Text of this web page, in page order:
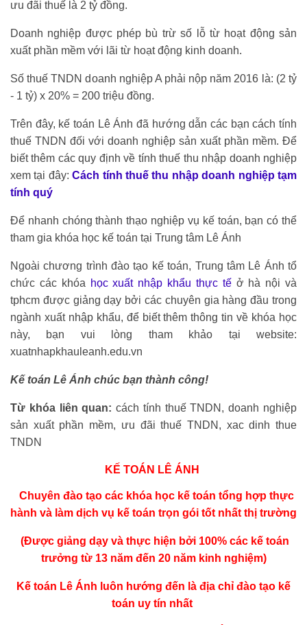
ưu đãi thuế là 2 tỷ đồng.
Doanh nghiệp được phép bù trừ số lỗ từ hoạt động sản
xuất phần mềm với lãi từ hoạt động kinh doanh.
Số thuế TNDN doanh nghiệp A phải nộp năm 2016 là: (2 tỷ
- 1 tỷ) x 20% = 200 triệu đồng.
Trên đây, kế toán Lê Ánh đã hướng dẫn các bạn cách tính
thuế TNDN đối với doanh nghiệp sản xuất phần mềm. Để
biết thêm các quy định về tính thuế thu nhập doanh nghiệp
xem tại đây:Cách tính thuế thu nhập doanh nghiệp tạm
tính quý
Để nhanh chóng thành thạo nghiệp vụ kế toán, bạn có thể
tham gia khóa học kế toán tại Trung tâm Lê Ánh
Ngoài chương trình đào tạo kế toán, Trung tâm Lê Ánh tổ
chức các khóa học xuất nhập khẩu thực tếở hà nội và
tphcm được giảng dạy bởi các chuyên gia hàng đầu trong
ngành xuất nhập khẩu, để biết thêm thông tin về khóa học
này, bạn vui lòng tham khảo tại website:
xuatnhapkhauleanh.edu.vn
Kế toán Lê Ánh chúc bạn thành công!
Từ khóa liên quan: cách tính thuế TNDN, doanh nghiệp
sản xuất phần mềm, ưu đãi thuế TNDN, xac dinh thue
TNDN
KẾ TOÁN LÊ ÁNH
Chuyên đào tạo các khóa học kế toán tổng hợp thực
hành và l àm dịch vụ kế toán trọn gói tốt nhất thị trường
(Được giảng dạy và thực hiện bởi 100% các kế toán
trưởng từ 13 năm đến 20 năm kinh nghiệm)
Kế toán Lê Ánh luôn hướng đến là địa chỉ đào tạo kế
toán uy tín nhất